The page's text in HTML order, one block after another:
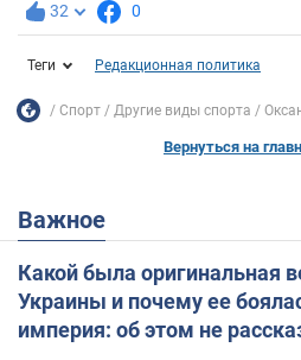
32 0
Теги Редакционная политика
Спорт Другие виды спорта
Вернуться на
Важное
Какой была оригинальная
Украины и почему ее
империя: об этом не